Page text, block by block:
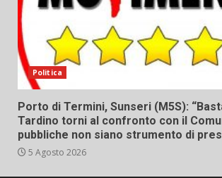
Politica
Porto di Termini, Sunseri (M5S):
Tardino torni al confronto con il
pubbliche non siano strumento di
5 Agosto 2026